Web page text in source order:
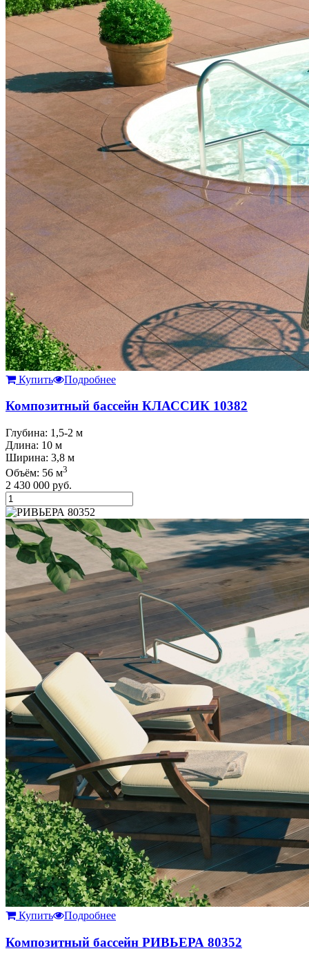
Купить Подробнее
Композитный бассейн КЛАССИК 10382
Глубина: 1,5-2 м
Длина: 10 м
Ширина: 3,8 м
Объём: 56 м3
2 430 000 руб.
Купить Подробнее
Композитный бассейн РИВЬЕРА 80352